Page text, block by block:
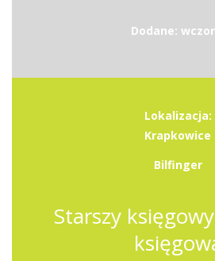
Dodane:
Lokalizacja:
Krapkowice
Bilfinger
Starszy